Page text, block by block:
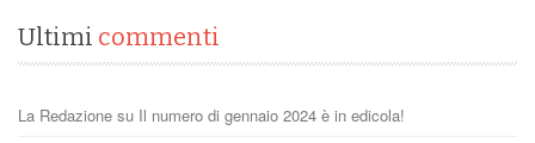
Ultimi commenti
La Redazione su Il numero di gennaio 2024 è in edicola!